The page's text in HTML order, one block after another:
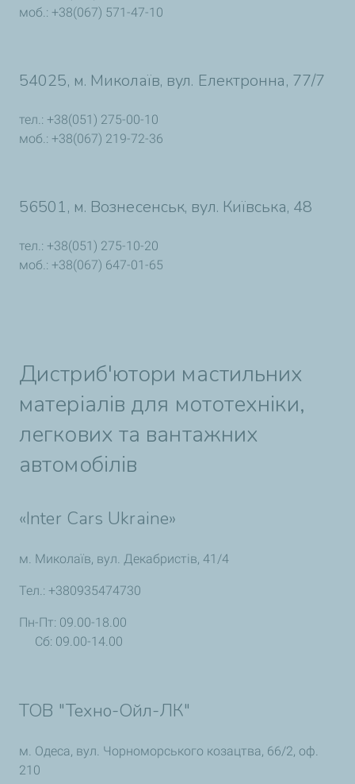
моб.: +38(067) 571-47-10
54025, м. Миколаїв, вул. Електронна, 77/7
тел.: +38(051) 275-00-10
моб.: +38(067) 219-72-36
56501, м. Вознесенськ, вул. Київська, 48
тел.: +38(051) 275-10-20
моб.: +38(067) 647-01-65
Дистриб'ютори мастильних
матеріалів для мототехніки,
легкових та вантажних
автомобілів
«Inter Cars Ukraine»
м. Миколаїв, вул. Декабристів, 41/4
Тел.: +380935474730
Пн-Пт: 09.00-18.00
Сб: 09.00-14.00
ТОВ "Техно-Ойл-ЛК"
м. Одеса, вул. Чорноморського козацтва, 66/2, оф.
210